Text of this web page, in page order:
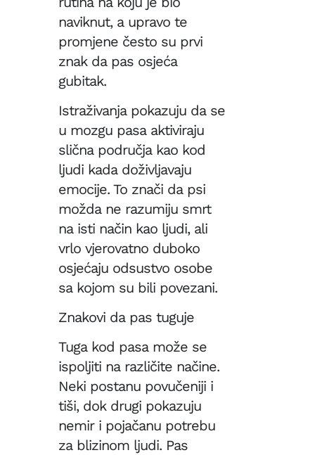
naviknut, a upravo te
promjene često su prvi
znak da pas osjeća
gubitak.
Istraživanja pokazuju da se
u mozgu pasa aktiviraju
slična područja kao kod
ljudi kada doživljavaju
emocije. To znači da psi
možda ne razumiju smrt
na isti način kao ljudi, ali
vrlo vjerovatno duboko
osjećaju odsustvo osobe
sa kojom su bili povezani.
Znakovi da pas tuguje
Tuga kod pasa može se
ispoljiti na različite načine.
Neki postanu povučeniji i
tiši, dok drugi pokazuju
nemir i pojačanu potrebu
za blizinom ljudi. Pas